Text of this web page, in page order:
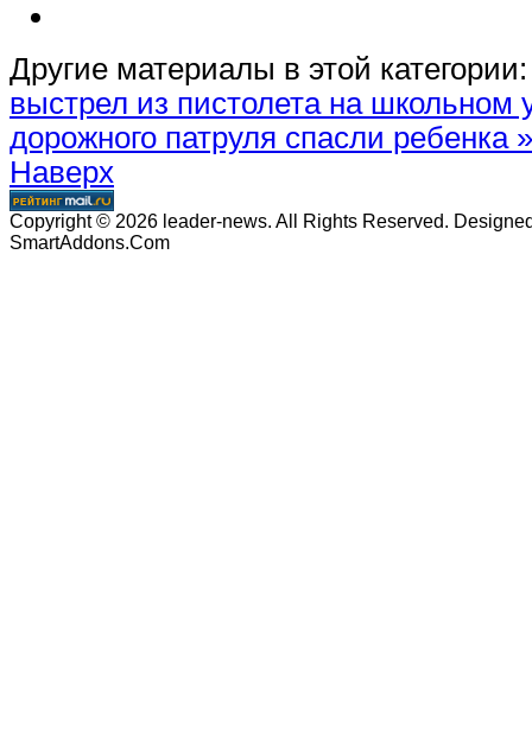
Другие материалы в этой категории:
выстрел из пистолета на школьном
дорожного патруля спасли ребенка »
Наверх
Copyright © 2026 leader-news. All Rights Reserved.
SmartAddons.Com